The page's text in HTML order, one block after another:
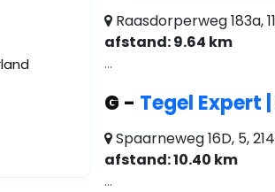
Raasdorperweg 183a,
afstand: 9.64 km
...
G - Tegel Expert
Spaarneweg 16D, 5,
afstand: 10.40 km
...